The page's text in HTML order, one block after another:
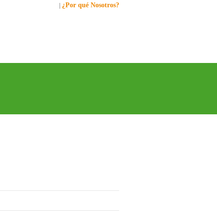
| ¿Por qué Nosotros?